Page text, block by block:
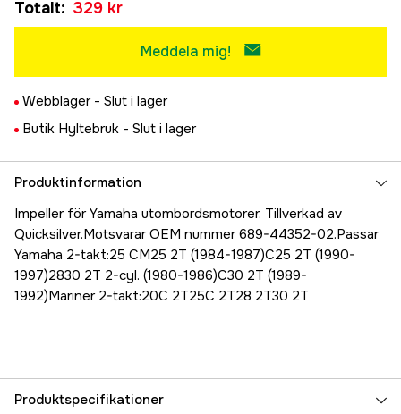
Totalt: 329 kr
Meddela mig!
Webblager - Slut i lager
Butik Hyltebruk - Slut i lager
Produktinformation
Impeller för Yamaha utombordsmotorer. Tillverkad av
Quicksilver.Motsvarar OEM nummer 689-44352-02.Passar
Yamaha 2-takt:25 CM25 2T (1984-1987)C25 2T (1990-
1997)2830 2T 2-cyl. (1980-1986)C30 2T (1989-
1992)Mariner 2-takt:20C 2T25C 2T28 2T30 2T
Produktspecifikationer